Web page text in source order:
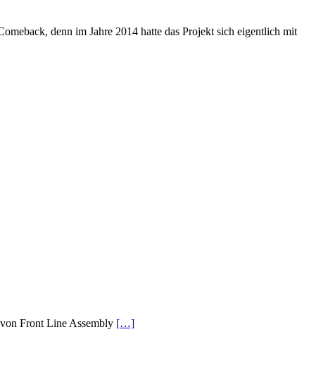
denn im Jahre 2014 hatte das Projekt sich eigentlich mit
Front Line Assembly […]